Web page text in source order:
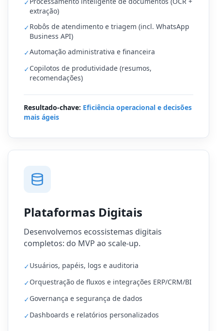
✓
extração)
✓Robôs de atendimento e triagem (incl. WhatsApp
Business API)
✓Automação administrativa e financeira
✓Copilotos de produtividade (resumos,
recomendações)
Resultado-chave: Eficiência operacional e decisões
mais ágeis
Plataformas Digitais
Desenvolvemos ecossistemas digitais
completos: do MVP ao scale-up.
✓Usuários, papéis, logs e auditoria
✓Orquestração de fluxos e integrações ERP/CRM/BI
✓Governança e segurança de dados
✓Dashboards e relatórios personalizados